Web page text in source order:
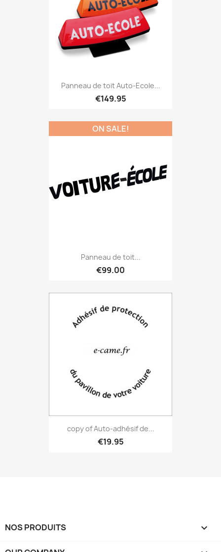
Panneau de toit Auto-Ecole...
€149.95
Panneau de toit...
€99.00
ON SALE!
copy of Auto-adhésif de...
€19.95
NOS PRODUITS 